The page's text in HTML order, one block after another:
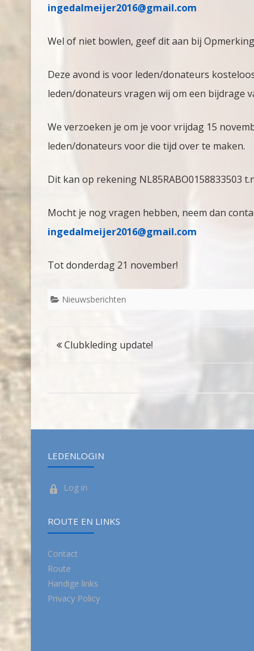
ingedalmeijer2016@gmail.com
Wel of niet bowlen, geef dit aan bij
Deze avond is voor leden/donateurs
leden/donateurs vragen wij om een bijdrage
We verzoeken je om je voor vrijdag 15
leden/donateurs voor die tijd over te maken.
Dit kan op rekening NL85RABO0158833503
Mocht je nog vragen hebben, neem dan
ingedalmeijer2016@gmail.com
Tot donderdag 21 november!
Nieuwsberichten
Bericht
Clubkleding update!
LEDENLOGIN
Log in
ROUTE EN LINKS
Contact
Route
Handige links
Privacy Policy